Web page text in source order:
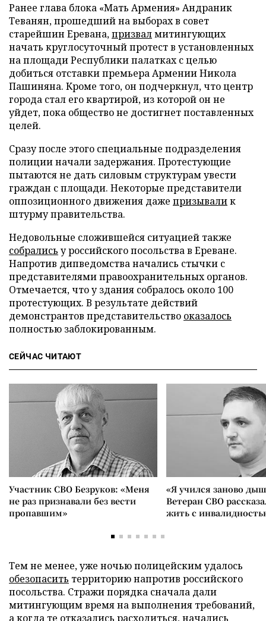
Ранее глава блока «Мать Армения» Андраник
Теванян, прошедший на выборах в совет
старейшин Еревана,призвалмитингующих
начать круглосуточный протест в установленных
на площади Республики палатках с целью
добиться отставки премьера Армении Никола
Пашиняна. Кроме того, он подчеркнул, что центр
города стал его квартирой, из которой он не
уйдет, пока общество не достигнет поставленных
целей.
Сразу после этого специальные подразделения
полиции начали задержания. Протестующие
пытаются не дать силовым структурам увести
граждан с площади. Некоторые представители
оппозиционного движения даже призывалик
штурму правительства.
Недовольные сложившейся ситуацией также
собрались у российского посольства в Ереване.
Напротив дипведомства начались стычки с
представителями правоохранительных органов.
Отмечается, что у здания собралось около 100
протестующих. В результате действий
демонстрантов представительство оказалось
полностью заблокированным.
СЕЙЧАС ЧИТАЮТ
Участник СВО Безруков: «Меня
не раз признавали без вести
пропавшим»
«Я учился заново
Ветеран СВО
жить с
Тем не менее, уже ночью полицейским удалось
обезопасить территорию напротив российского
посольства. Стражи порядка сначала дали
митингующим время на выполнения требований,
а когда те отказались расходиться, начались